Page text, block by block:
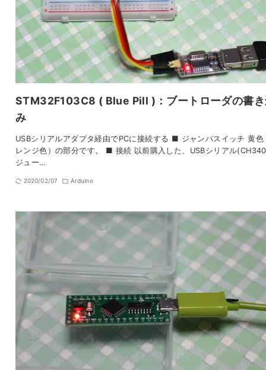
STM32F103C8 ( Blue Pill )：ブートローダの書
み
USBシリアルアダプタ経由でPCに接続する ■ ジャンパスイッチ 黄色
レンジ色）の部分です。 ■ 接続 以前購入した、USBシリアル
ジュー…
2020/02/07 Arduino